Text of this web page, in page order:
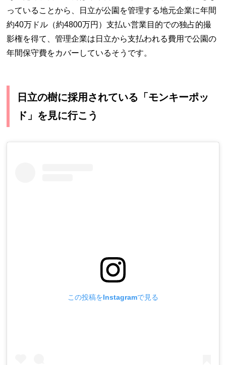
っていることから、日立が公園を管理する地元企業に年間
約40万ドル（約4800万円）支払い営業目的での独占的撮
影権を得て、管理企業は日立から支払われる費用で公園の
年間保守費をカバーしているそうです。
日立の樹に採用されている「モンキーポッ
ド」を見に行こう
この投稿をInstagramで見る